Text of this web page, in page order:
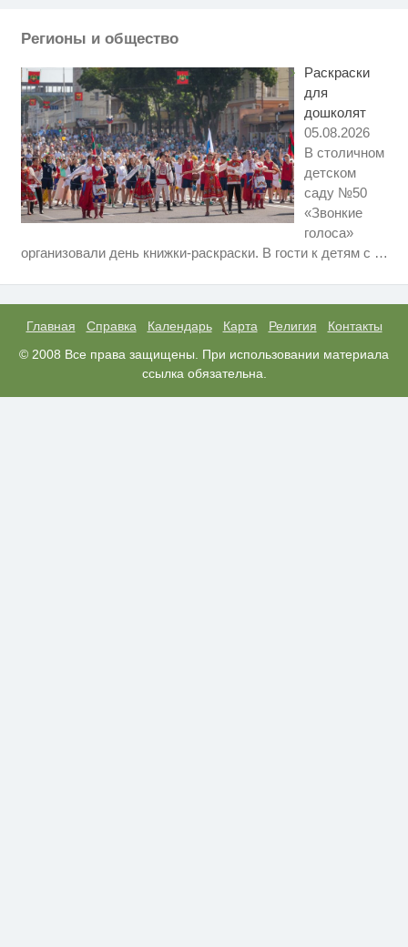
Регионы и общество
Раскраски
для
дошколят
05.08.2026
В столичном
детском
саду №50
«Звонкие
голоса»
организовали день книжки-раскраски. В гости к детям с …
Главная Справка Календарь Карта Религия
Контакты
© 2008 Все права защищены. При использовании материала
ссылка обязательна.
Ролик из Омска: вы будете
а смеяться вы будете долго
i
Королева вагона отожгла! Видео
не оставит равнодушным